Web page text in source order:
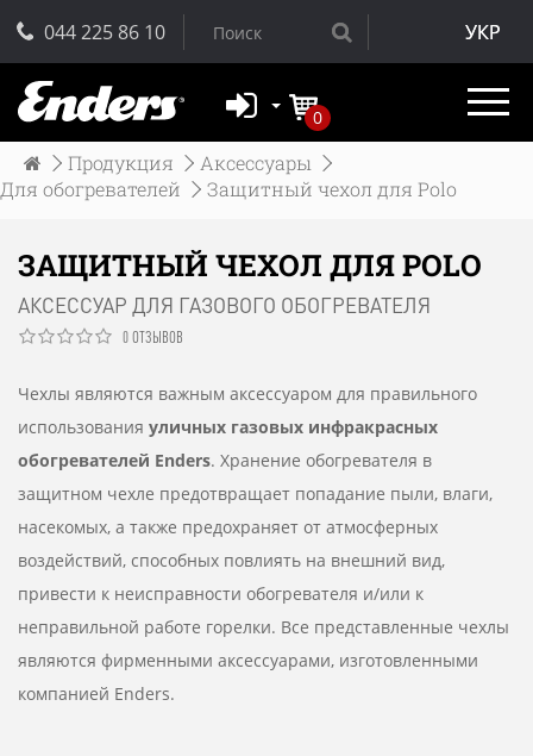
044 225 86 10 УКР
0
Продукция
Аксессуары
Для обогревателей
Защитный чехол для Polo
ЗАЩИТНЫЙ ЧЕХОЛ ДЛЯ POLO
АКСЕССУАР ДЛЯ ГАЗОВОГО ОБОГРЕВАТЕЛЯ
0 ОТЗЫВОВ
Чехлы являются важным аксессуаром для правильного
использования уличных газовых инфракрасных
обогревателей Enders. Хранение обогревателя в
защитном чехле предотвращает попадание пыли, влаги,
насекомых, а также предохраняет от атмосферных
воздействий, способных повлиять на внешний вид,
привести к неисправности обогревателя и/или к
неправильной работе горелки. Все представленные чехлы
являются фирменными аксессуарами, изготовленными
компанией Enders.